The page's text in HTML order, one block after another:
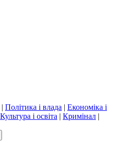
| Політика і влада | Економіка і
Культура і освіта | Кримінал |